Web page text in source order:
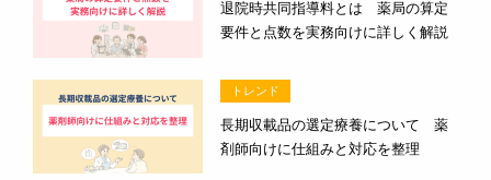
退院時共同指導料とは 薬局の算定
要件と点数を実務向けに詳しく解説
トレンド
長期収載品の選定療養について 薬
剤師向けに仕組みと対応を整理